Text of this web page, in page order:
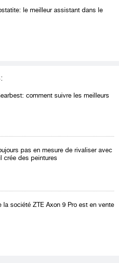
le meilleur assistant dans le
comment suivre les meilleurs
pas en mesure de rivaliser avec
crée des peintures
la société ZTE Axon 9 Pro est en vente